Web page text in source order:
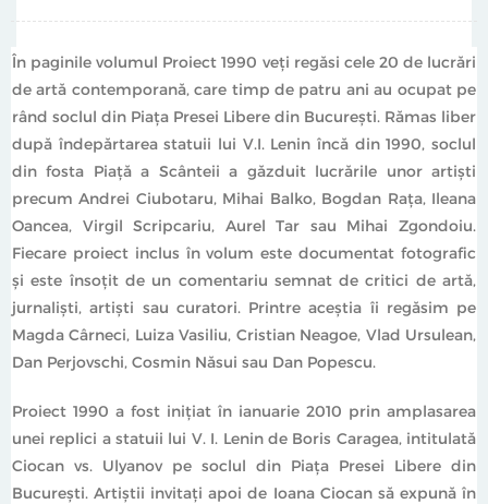
În paginile volumul Proiect 1990 veţi regăsi cele 20 de lucrări
de artă contemporană, care timp de patru ani au ocupat pe
rând soclul din Piaţa Presei Libere din Bucureşti. Rămas liber
după îndepărtarea statuii lui V.I. Lenin încă din 1990, soclul
din fosta Piaţă a Scânteii a găzduit lucrările unor artişti
precum Andrei Ciubotaru, Mihai Balko, Bogdan Raţa, Ileana
Oancea, Virgil Scripcariu, Aurel Tar sau Mihai Zgondoiu.
Fiecare proiect inclus în volum este documentat fotografic
şi este însoţit de un comentariu semnat de critici de artă,
jurnalişti, artişti sau curatori. Printre aceştia îi regăsim pe
Magda Cârneci, Luiza Vasiliu, Cristian Neagoe, Vlad Ursulean,
Dan Perjovschi, Cosmin Năsui sau Dan Popescu.
Proiect 1990 a fost inițiat în ianuarie 2010 prin amplasarea
unei replici a statuii lui V. I. Lenin de Boris Caragea, intitulată
Ciocan vs. Ulyanov pe soclul din Piața Presei Libere din
București. Artiștii invitați apoi de Ioana Ciocan să expună în